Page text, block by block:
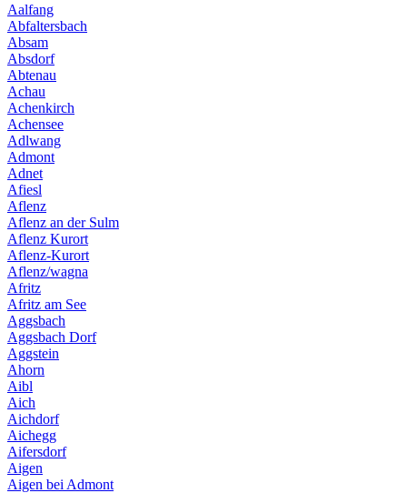
Aalfang
Abfaltersbach
Absam
Absdorf
Abtenau
Achau
Achenkirch
Achensee
Adlwang
Admont
Adnet
Afiesl
Aflenz
Aflenz an der Sulm
Aflenz Kurort
Aflenz-Kurort
Aflenz/wagna
Afritz
Afritz am See
Aggsbach
Aggsbach Dorf
Aggstein
Ahorn
Aibl
Aich
Aichdorf
Aichegg
Aifersdorf
Aigen
Aigen bei Admont